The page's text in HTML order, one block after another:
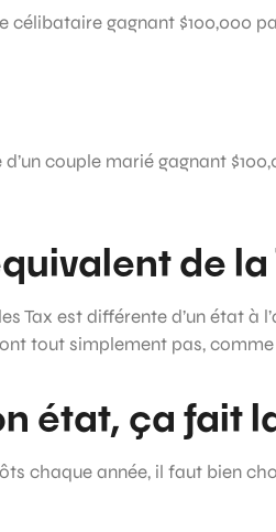
célibataire gagnant $100,000
couple marié gagnant
de la
Tax est différente d’un état à
tout simplement pas, comme
état, ça fait
chaque année, il faut bien